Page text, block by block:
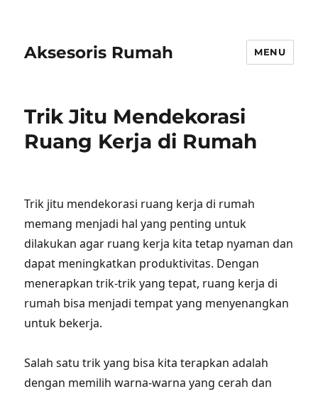
Aksesoris Rumah MENU
Trik Jitu Mendekorasi
Ruang Kerja di Rumah
Trik jitu mendekorasi ruang kerja di rumah
memang menjadi hal yang penting untuk
dilakukan agar ruang kerja kita tetap nyaman dan
dapat meningkatkan produktivitas. Dengan
menerapkan trik-trik yang tepat, ruang kerja di
rumah bisa menjadi tempat yang menyenangkan
untuk bekerja.
Salah satu trik yang bisa kita terapkan adalah
dengan memilih warna-warna yang cerah dan